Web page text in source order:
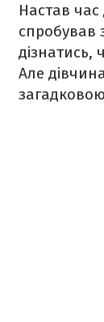
Настав
спробував
дізнатись,
Але